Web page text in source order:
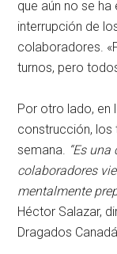
que aún no se
interrupción de
colaboradores.
turnos, pero
Por otro lado, en
construcción, los
semana. “Es
colaboradores
mentalmente
Héctor Salazar,
Dragados